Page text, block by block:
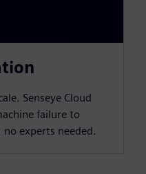
Senseye Cloud
failure to
experts needed.